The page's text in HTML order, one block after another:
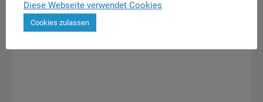
E-mail: info@zulassungsstelle-juelich.de
Diese Webseite verwendet Cookies
Cookies zulassen